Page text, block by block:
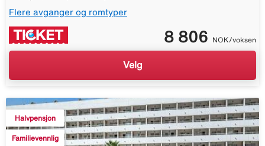
Flere avganger og romtyper
8 806 NOK/voksen
Velg
Halvpensjon
Familievennlig